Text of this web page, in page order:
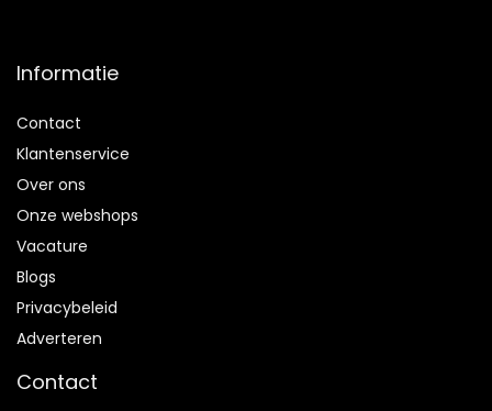
Informatie
Contact
Klantenservice
Over ons
Onze webshops
Vacature
Blogs
Privacybeleid
Adverteren
Contact